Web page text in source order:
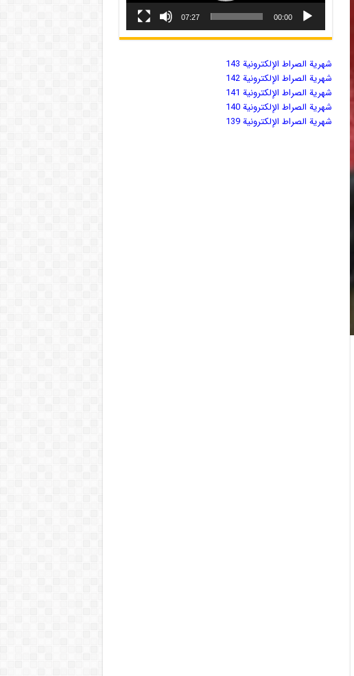
00:00
07:27
شهریة الصراط الإلكترونية 143
شهریة الصراط الإلكترونية 142
شهریة الصراط الإلكترونية 141
شهریة الصراط الإلكترونية 140
شهریة الصراط الإلكترونية 139